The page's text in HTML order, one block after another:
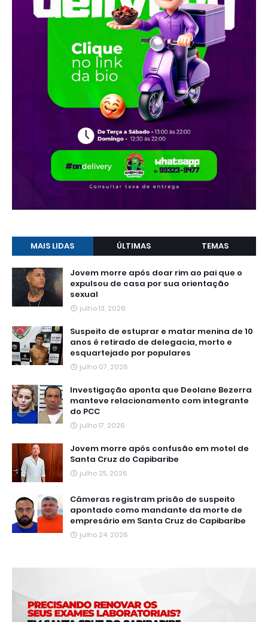
MAIS LIDAS ÚLTIMAS TEMAS
Jovem morre após doar rim ao pai que o
expulsou de casa por sua orientação
sexual
julho 13, 2026
Suspeito de estuprar e matar menina de 10
anos é retirado de delegacia, morto e
esquartejado por populares
julho 07, 2026
Investigação aponta que Deolane Bezerra
manteve relacionamento com integrante
do PCC
julho 17, 2026
Jovem morre após confusão em motel de
Santa Cruz do Capibaribe
julho 25, 2026
Câmeras registram prisão de suspeito
apontado como mandante da morte de
empresário em Santa Cruz do Capibaribe
julho 24, 2026